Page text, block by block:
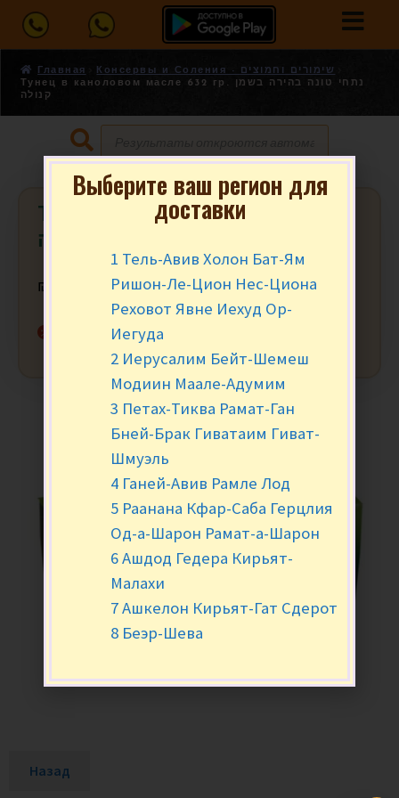
Главная
Консервы и Соления - שימורים וחמוצים
Тунец в каноловом масле 632 гр. נתחי טונה בהירה בשמן
קנולה
Тунец в каноловом масле 632 гр.
נתחי טונה בהירה בשמן קנולה
₪ 32.90 за уп.
Нет в наличии
Назад
Выберите ваш регион для
доставки
1 Тель-Авив Холон Бат-Ям
Ришон-Ле-Цион Нес-Циона
Реховот Явне Иехуд Ор-
Иегуда
2 Иерусалим Бейт-Шемеш
Модиин Маале-Адумим
3 Петах-Тиква Рамат-Ган
Бней-Брак Гиватаим Гиват-
Шмуэль
4 Ганей-Авив Рамле Лод
5 Раанана Кфар-Саба Герцлия
Од-а-Шарон Рамат-а-Шарон
6 Ашдод Гедера Кирьят-
Малахи
7 Ашкелон Кирьят-Гат Сдерот
8 Беэр-Шева